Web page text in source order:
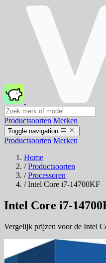
Productsoorten Merken
Toggle navigation
Productsoorten Merken
Home
/ Productsoorten
/ Processoren
/ Intel Core i7-14700KF
Intel Core i7-
Vergelijk prijzen voor de Intel